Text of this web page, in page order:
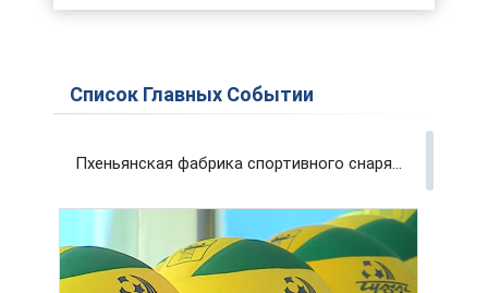
Список Главных Событии
Пхеньянская фабрика спортивного снаряжения и инвентаря вносит вклад в развитие физкультуры и спорта страны